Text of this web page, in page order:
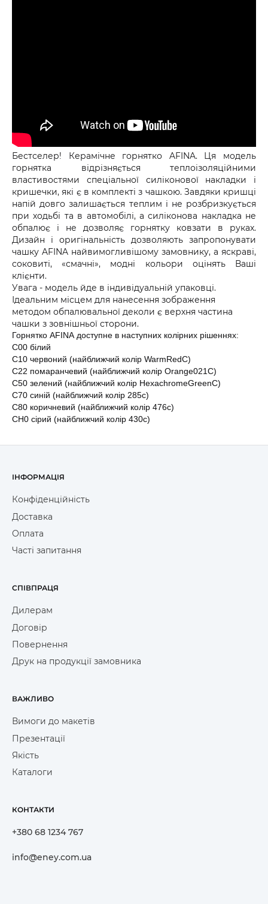
Бестселер! Керамічне горнятко AFINA. Ця модель
горнятка відрізняється теплоізоляційними
властивостями спеціальної силіконової накладки і
кришечки, які є в комплекті з чашкою. Завдяки кришці
напій довго залишається теплим і не розбризкується
при ходьбі та в автомобілі, а силіконова накладка не
обпалює і не дозволяє горнятку ковзати в руках.
Дизайн і оригінальність дозволяють запропонувати
чашку AFINA найвимогливішому замовнику, а яскраві,
соковиті, «смачні», модні кольори оцінять Ваші
клієнти.
Увага - модель йде в індивідуальній упаковці.
Ідеальним місцем для нанесення зображення
методом обпалювальної деколи є верхня частина
чашки з зовнішньої сторони.
Горнятко AFINA доступне в наступних колірних рішеннях:
C00 білий
С10 червоний (найближчий колір WarmRedC)
С22 помаранчевий (найближчий колір Orange021C)
С50 зелений (найближчий колір HexachromeGreenC)
С70 синій (найближчий колір 285c)
C80 коричневий (найближчий колір 476c)
CH0 сірий (найближчий колір 430c)
ІНФОРМАЦІЯ
Конфіденційність
Доставка
Оплата
Часті запитання
СПІВПРАЦЯ
Дилерам
Договір
Повернення
Друк на продукції замовника
ВАЖЛИВО
Вимоги до макетів
Презентації
Якість
Каталоги
КОНТАКТИ
+380 68 1234 767
info@eney.com.ua